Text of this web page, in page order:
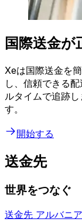
国際送金が
Xeは国際送金を
し、信頼できる
ルタイムで追跡
す。
開始する
送金先
世界をつなぐ
送金先 アルバニア